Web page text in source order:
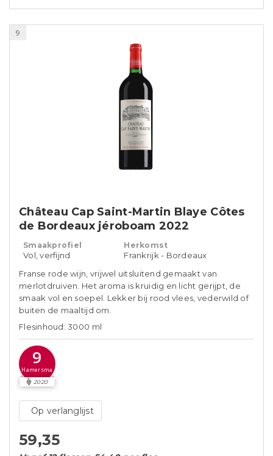
9
Château Cap Saint-Martin Blaye Côtes
de Bordeaux jéroboam 2022
Smaakprofiel
Vol, verfijnd
Herkomst
Frankrijk - Bordeaux
Franse rode wijn, vrijwel uitsluitend gemaakt van
merlotdruiven. Het aroma is kruidig en licht gerijpt, de
smaak vol en soepel. Lekker bij rood vlees, vederwild of
buiten de maaltijd om.
Flesinhoud: 3000 ml
9
Hamersma
2020
Op verlanglijst
59,35